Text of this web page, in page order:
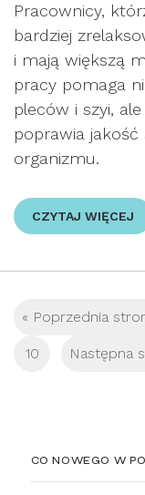
Pracownicy,
bardziej
i mają większą
pracy pomaga
pleców i szyi,
poprawia jakość
organizmu.
CZYTAJ WIĘCEJ
« Poprzednia
10 Następna
CO NOWEGO W